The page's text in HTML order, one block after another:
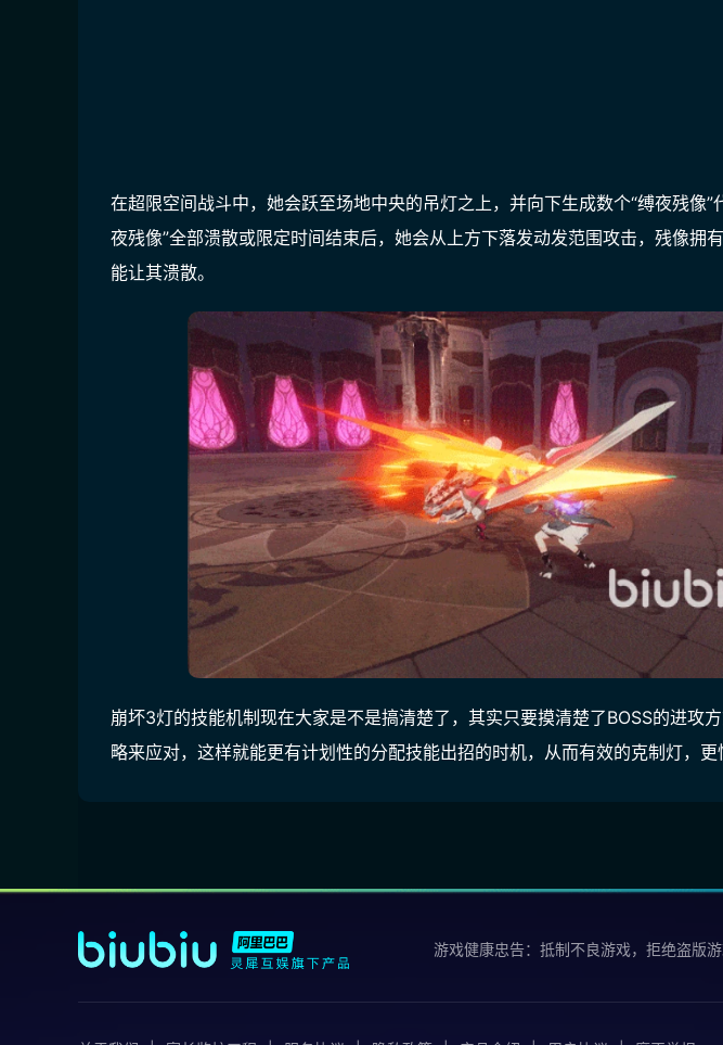
在超限空间战斗中，她会跃至场地中央的吊灯之上，并向下生成数个“缚夜残像”
夜残像”全部溃散或限定时间结束后，她会从上方下落发动发范围攻击，残像拥
能让其溃散。
崩坏3灯的技能机制现在大家是不是搞清楚了，其实只要摸清楚了BOSS的进攻
略来应对，这样就能更有计划性的分配技能出招的时机，从而有效的克制灯，更
游戏健康忠告：抵制不良游戏，拒绝盗版